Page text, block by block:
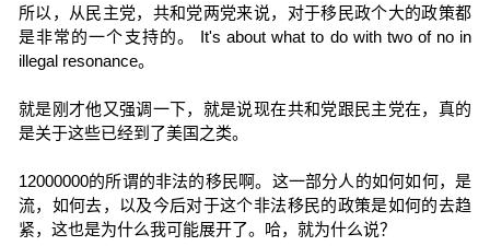
所以，从民主党，共和党两党来说，对于移民政个大的政策都
是非常的一个支持的。 It's about what to do with two of no in
illegal resonance。
就是刚才他又强调一下，就是说现在共和党跟民主党在，真的
是关于这些已经到了美国之类。
12000000的所谓的非法的移民啊。这一部分人的如何如何，是
流，如何去，以及今后对于这个非法移民的政策是如何的去趋
紧，这也是为什么我可能展开了。哈，就为什么说？